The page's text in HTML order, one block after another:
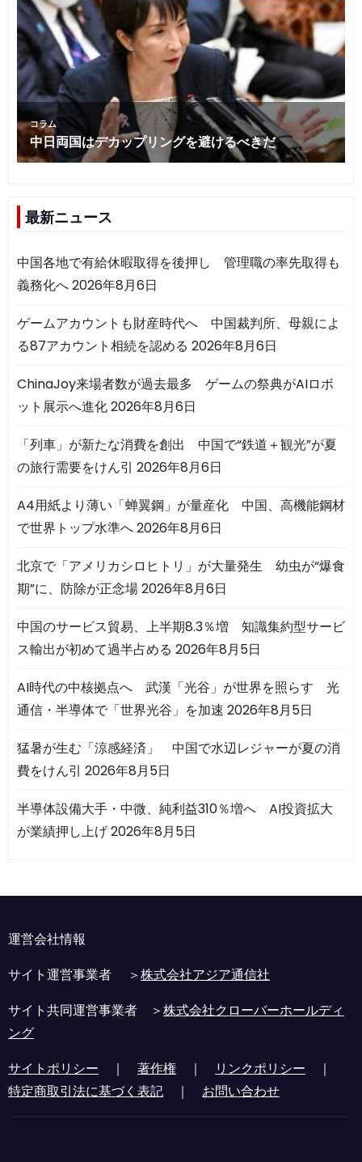
最新ニュース
中国各地で有給休暇取得を後押し 管理職の率先取得も
義務化へ2026年8月6日
ゲームアカウントも財産時代へ 中国裁判所、母親によ
る87アカウント相続を認める 2026年8月6日
ChinaJoy来場者数が過去最多 ゲームの祭典がAIロボ
ット展示へ進化2026年8月6日
「列車」が新たな消費を創出 中国で“鉄道＋観光”が夏
の旅行需要をけん引 2026年8月6日
A4用紙より薄い「蝉翼鋼」が量産化 中国、高機能鋼材
で世界トップ水準へ2026年8月6日
北京で「アメリカシロヒトリ」が大量発生 幼虫が“爆食
期”に、防除が正念場2026年8月6日
中国のサービス貿易、上半期8.3％増 知識集約型サービ
ス輸出が初めて過半占める 2026年8月5日
AI時代の中核拠点へ 武漢「光谷」が世界を照らす 光
通信・半導体で「世界光谷」を加速 2026年8月5日
猛暑が生む「涼感経済」 中国で水辺レジャーが夏の消
費をけん引 2026年8月5日
半導体設備大手・中微、純利益310％増へ AI投資拡大
が業績押し上げ2026年8月5日
運営会社情報
サイト運営事業者 ＞株式会社アジア通信社
サイト共同運営事業者 ＞株式会社クローバーホールディ
ング
サイトポリシー ｜ 著作権 ｜ リンクポリシー ｜
特定商取引法に基づく表記 ｜ お問い合わせ